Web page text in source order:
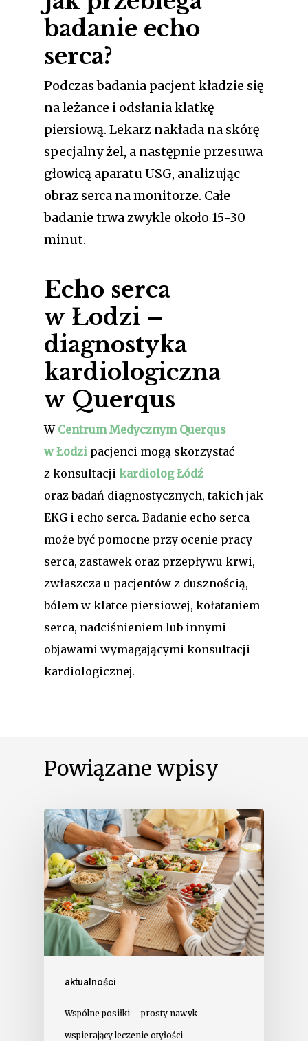
badanie echo
serca?
Podczas badania pacjent kładzie się
na leżance i odsłania klatkę
piersiową. Lekarz nakłada na skórę
specjalny żel, a następnie przesuwa
głowicą aparatu USG, analizując
obraz serca na monitorze. Całe
badanie trwa zwykle około 15-30
minut.
Echo serca
w Łodzi –
diagnostyka
kardiologiczna
w Querqus
W Centrum Medycznym Querqus
w Łodzi pacjenci mogą skorzystać
z konsultacji kardiolog Łódź
oraz badań diagnostycznych, takich jak
EKG i echo serca. Badanie echo serca
może być pomocne przy ocenie pracy
serca, zastawek oraz przepływu krwi,
zwłaszcza u pacjentów z dusznością,
bólem w klatce piersiowej, kołataniem
serca, nadciśnieniem lub innymi
objawami wymagającymi konsultacji
kardiologicznej.
Powiązane wpisy
aktualności
Wspólne posiłki – prosty nawyk
wspierający leczenie otyłości